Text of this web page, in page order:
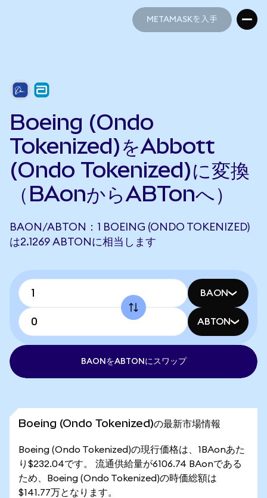
METAMASKを入手
Boeing (Ondo
Tokenized)をAbbott
(Ondo Tokenized)に変換
（BAonからABTonへ）
BAON/ABTON：1 BOEING (ONDO TOKENIZED)
は2.1269 ABTONに相当します
BAON
ABTON
BAONをABTONにスワップ
Boeing (Ondo Tokenized)の最新市場情報
Boeing (Ondo Tokenized)の現行価格は、1BAonあた
り$232.04です。 流通供給量が6106.74 BAonである
ため、Boeing (Ondo Tokenized)の時価総額は
$141.77万となります。